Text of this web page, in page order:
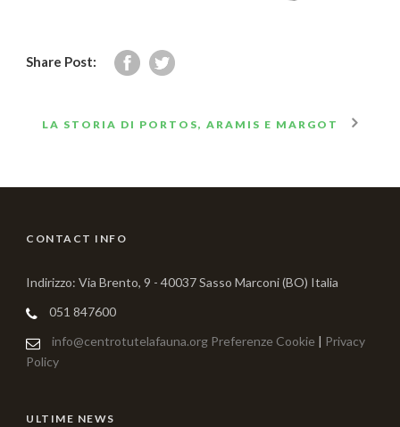
Share Post:
LA STORIA DI PORTOS, ARAMIS E MARGOT
CONTACT INFO
Indirizzo: Via Brento, 9 - 40037 Sasso Marconi (BO) Italia
051 847600
info@centrotutelafauna.org Preferenze Cookie | Privacy
Policy
ULTIME NEWS